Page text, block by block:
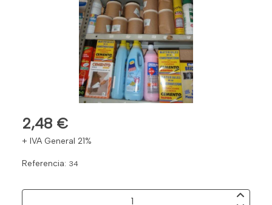
2,48 €
+ IVA General 21%
Referencia: 34